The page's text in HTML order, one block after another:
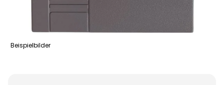
Beispielbilder